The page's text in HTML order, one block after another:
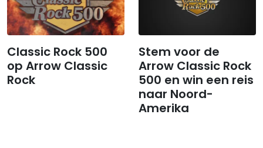
Classic Rock 500
op Arrow Classic
Rock
Stem voor de
Arrow Classic Rock
500 en win een reis
naar Noord-
Amerika